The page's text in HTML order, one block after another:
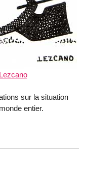
sur la situation
entier.